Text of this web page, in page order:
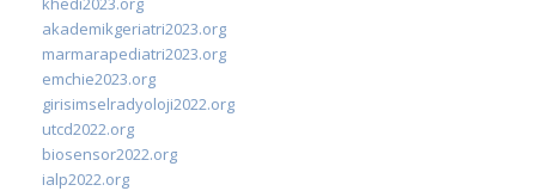
akademikgeriatri2023.org
marmarapediatri2023.org
emchie2023.org
girisimselradyoloji2022.org
utcd2022.org
biosensor2022.org
ialp2022.org